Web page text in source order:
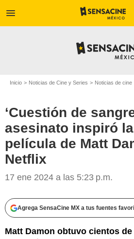
menu
Inicio Noticias de Cine y Series Noticias de cine
‘Cuestión de
asesinato inspiró
película de Matt
Netflix
17 ene 2024 a las 5:23 p.m.
Agrega SensaCine MX a tus fuentes
Matt Damon obtuvo cientos